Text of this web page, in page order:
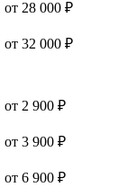
от 28 000 ₽
от 32 000 ₽
от 2 900 ₽
от 3 900 ₽
от 6 900 ₽